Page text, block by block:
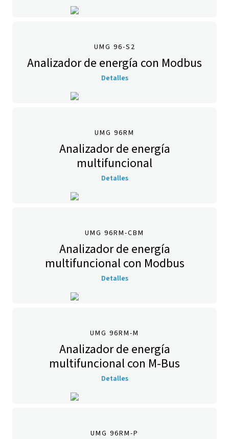
UMG 96-S2
Analizador de energía con Modbus
Detalles
UMG 96RM
Analizador de energía
multifuncional
Detalles
UMG 96RM-CBM
Analizador de energía
multifuncional con Modbus
Detalles
UMG 96RM-M
Analizador de energía
multifuncional con M-Bus
Detalles
UMG 96RM-P